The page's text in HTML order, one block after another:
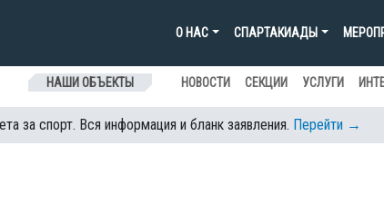
О НАС СПАРТАКИАДЫ
НАШИ ОБЪЕКТЫ НОВОСТИ СЕКЦИИ УСЛУГИ
за спорт. Вся информация и бланк заявления. Перейти →